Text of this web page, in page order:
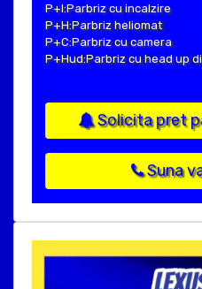
P+I:Parbriz cu incalzire
P+H:Parbriz heliomat
P+C:Parbriz cu camera
P+Hud:Parbriz cu head up
Solicita pret
Suna